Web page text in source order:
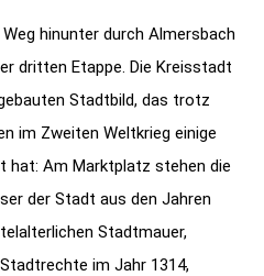
hinunter durch Almersbach
dritten Etappe. Die Kreisstadt
Stadtbild, das trotz
im Zweiten Weltkrieg einige
hat: Am Marktplatz stehen die
der Stadt aus den Jahren
Stadtmauer,
im Jahr 1314,